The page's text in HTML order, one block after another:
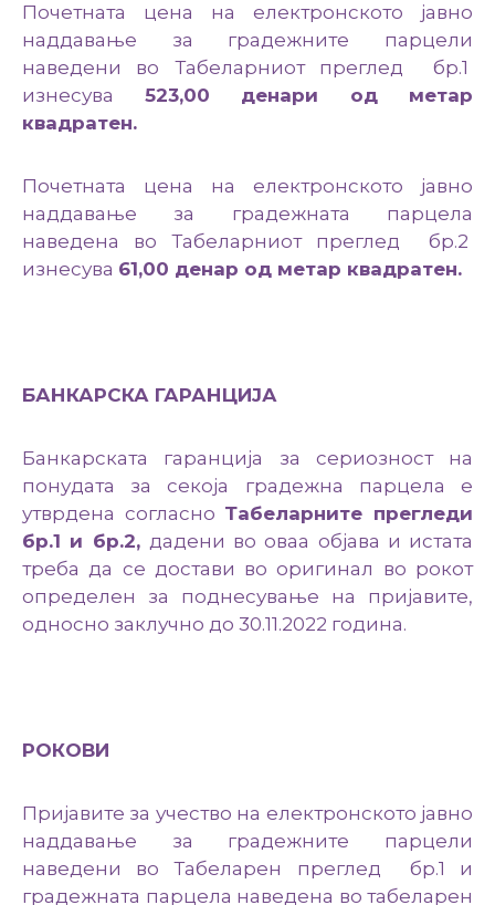
Почетната цена на електронското јавно
наддавање за градежните парцели
наведени во Табеларниот преглед бр.1
изнесува 523,00 денари од метар
квадратен.
Почетната цена на електронското јавно
наддавање за градежната парцела
наведена во Табеларниот преглед бр.2
изнесува 61,00 денар од метар квадратен.
БАНКАРСКА ГАРАНЦИЈА
Банкарската гаранција за сериозност на
понудата за секоја градежна парцела е
утврдена согласно Табеларните прегледи
бр.1 и бр.2, дадени во оваа објава и истата
треба да се достави во оригинал во рокот
определен за поднесување на пријавите,
односно заклучно до 30.11.2022 година.
РОКОВИ
Пријавите за учество на електронското јавно
наддавање за градежните парцели
наведени во Табеларен преглед бр.1 и
градежната парцела наведена во табеларен